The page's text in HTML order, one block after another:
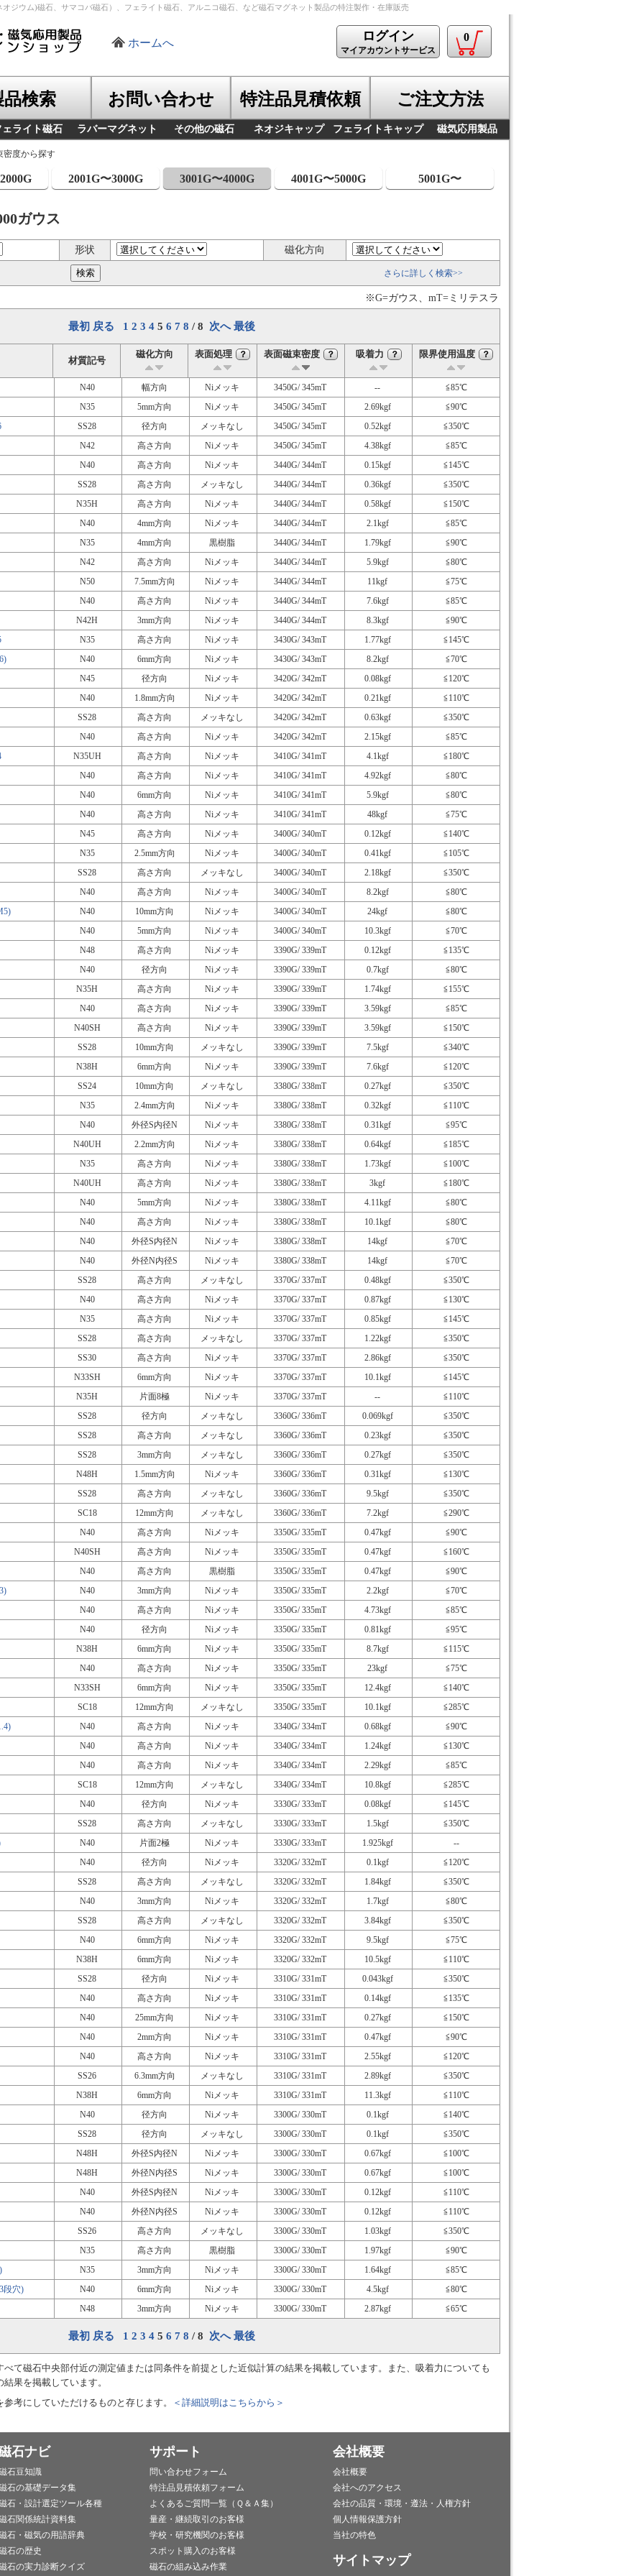
ジウム)磁石、サマコバ磁石）、フェライト磁石、アルニコ磁石、など磁石マグネット製品の特注製作・在庫販売
ホームへ ログイン
マイアカウントサービス
0
品検索 お問い合わせ 特注品見積依頼 ご注文方法
ェライト磁石 ラバーマグネット その他の磁石 ネオジキャップ フェライトキャップ 磁気応用製品
密度から探す
2001G〜3000G 3001G〜4000G 4001G〜5000G 5001G〜
ガウス
形状 磁化方向
さらに詳しく検索>>
※G=ガウス、mT=ミリテスラ
最初 戻る 1 2 3 4 5 6 7 8 / 8 次へ 最後
材質記号
磁化方向 表面処理 ？ 表面磁束密度 ？ 吸着力 ？ 限界使用温度 ？
N40 幅方向 Niメッキ 3450G/ 345mT --
≦85℃
N35
5mm方向 Niメッキ 3450G/ 345mT 2.69kgf
≦90℃
SS28 径方向 メッキなし 3450G/ 345mT 0.52kgf
≦350℃
N42
高さ方向 Niメッキ 3450G/ 345mT 4.38kgf
≦85℃
N40
高さ方向 Niメッキ 3440G/ 344mT 0.15kgf
≦145℃
SS28
高さ方向 メッキなし 3440G/ 344mT 0.36kgf
≦350℃
N35H
高さ方向 Niメッキ 3440G/ 344mT 0.58kgf
≦150℃
N40
4mm方向 Niメッキ 3440G/ 344mT 2.1kgf
≦85℃
N35
4mm方向 黒樹脂 3440G/ 344mT 1.79kgf
≦90℃
N42
高さ方向 Niメッキ 3440G/ 344mT 5.9kgf
≦80℃
N50
7.5mm方向 Niメッキ 3440G/ 344mT 11kgf
≦75℃
N40
高さ方向 Niメッキ 3440G/ 344mT 7.6kgf
≦85℃
N42H
3mm方向 Niメッキ 3440G/ 344mT 8.3kgf
≦90℃
N35 高さ方向 Niメッキ 3430G/ 343mT 1.77kgf
≦145℃
N40 6mm方向 Niメッキ 3430G/ 343mT 8.2kgf
≦70℃
N45
径方向 Niメッキ 3420G/ 342mT 0.08kgf
≦120℃
N40
1.8mm方向 Niメッキ 3420G/ 342mT 0.21kgf
≦110℃
SS28
高さ方向 メッキなし 3420G/ 342mT 0.63kgf
≦350℃
N40
高さ方向 Niメッキ 3420G/ 342mT 2.15kgf
≦85℃
N35UH 高さ方向 Niメッキ 3410G/ 341mT 4.1kgf
≦180℃
N40
高さ方向 Niメッキ 3410G/ 341mT 4.92kgf
≦80℃
N40
6mm方向 Niメッキ 3410G/ 341mT 5.9kgf
≦80℃
N40
高さ方向 Niメッキ 3410G/ 341mT 48kgf
≦75℃
N45
高さ方向 Niメッキ 3400G/ 340mT 0.12kgf
≦140℃
N35
2.5mm方向 Niメッキ 3400G/ 340mT 0.41kgf
≦105℃
SS28
高さ方向 メッキなし 3400G/ 340mT 2.18kgf
≦350℃
N40
高さ方向 Niメッキ 3400G/ 340mT 8.2kgf
≦80℃
N40 10mm方向 Niメッキ 3400G/ 340mT 24kgf
≦80℃
N40
5mm方向 Niメッキ 3400G/ 340mT 10.3kgf
≦70℃
N48
高さ方向 Niメッキ 3390G/ 339mT 0.12kgf
≦135℃
N40
径方向 Niメッキ 3390G/ 339mT 0.7kgf
≦80℃
N35H
高さ方向 Niメッキ 3390G/ 339mT 1.74kgf
≦155℃
N40
高さ方向 Niメッキ 3390G/ 339mT 3.59kgf
≦85℃
N40SH
高さ方向 Niメッキ 3390G/ 339mT 3.59kgf
≦150℃
SS28
10mm方向 メッキなし 3390G/ 339mT 7.5kgf
≦340℃
N38H
6mm方向 Niメッキ 3390G/ 339mT 7.6kgf
≦120℃
SS24
10mm方向 メッキなし 3380G/ 338mT 0.27kgf
≦350℃
N35
2.4mm方向 Niメッキ 3380G/ 338mT 0.32kgf
≦110℃
N40
外径S内径N Niメッキ 3380G/ 338mT 0.31kgf
≦95℃
N40UH
2.2mm方向 Niメッキ 3380G/ 338mT 0.64kgf
≦185℃
N35
高さ方向 Niメッキ 3380G/ 338mT 1.73kgf
≦100℃
N40UH
高さ方向 Niメッキ 3380G/ 338mT 3kgf
≦180℃
N40
5mm方向 Niメッキ 3380G/ 338mT 4.11kgf
≦80℃
N40
高さ方向 Niメッキ 3380G/ 338mT 10.1kgf
≦80℃
N40
外径S内径N Niメッキ 3380G/ 338mT 14kgf
≦70℃
N40
外径N内径S Niメッキ 3380G/ 338mT 14kgf
≦70℃
SS28
高さ方向 メッキなし 3370G/ 337mT 0.48kgf
≦350℃
N40
高さ方向 Niメッキ 3370G/ 337mT 0.87kgf
≦130℃
N35
高さ方向 Niメッキ 3370G/ 337mT 0.85kgf
≦145℃
SS28
高さ方向 メッキなし 3370G/ 337mT 1.22kgf
≦350℃
SS30
高さ方向 Niメッキ 3370G/ 337mT 2.86kgf
≦350℃
N33SH
6mm方向 Niメッキ 3370G/ 337mT 10.1kgf
≦145℃
N35H
片面8極 Niメッキ 3370G/ 337mT --
≦110℃
SS28
径方向 メッキなし 3360G/ 336mT 0.069kgf
≦350℃
SS28
高さ方向 メッキなし 3360G/ 336mT 0.23kgf
≦350℃
SS28
3mm方向 メッキなし 3360G/ 336mT 0.27kgf
≦350℃
N48H
1.5mm方向 Niメッキ 3360G/ 336mT 0.31kgf
≦130℃
SS28
高さ方向 メッキなし 3360G/ 336mT 9.5kgf
≦350℃
SC18
12mm方向 メッキなし 3360G/ 336mT 7.2kgf
≦290℃
N40
高さ方向 Niメッキ 3350G/ 335mT 0.47kgf
≦90℃
N40SH
高さ方向 Niメッキ 3350G/ 335mT 0.47kgf
≦160℃
N40
高さ方向 黒樹脂 3350G/ 335mT 0.47kgf
≦90℃
N40 3mm方向 Niメッキ 3350G/ 335mT 2.2kgf
≦70℃
N40
高さ方向 Niメッキ 3350G/ 335mT 4.73kgf
≦85℃
N40
径方向 Niメッキ 3350G/ 335mT 0.81kgf
≦95℃
N38H
6mm方向 Niメッキ 3350G/ 335mT 8.7kgf
≦115℃
N40
高さ方向 Niメッキ 3350G/ 335mT 23kgf
≦75℃
N33SH
6mm方向 Niメッキ 3350G/ 335mT 12.4kgf
≦140℃
SC18
12mm方向 メッキなし 3350G/ 335mT 10.1kgf
≦285℃
N40 高さ方向 Niメッキ 3340G/ 334mT 0.68kgf
≦90℃
N40
高さ方向 Niメッキ 3340G/ 334mT 1.24kgf
≦130℃
N40
高さ方向 Niメッキ 3340G/ 334mT 2.29kgf
≦85℃
SC18
12mm方向 メッキなし 3340G/ 334mT 10.8kgf
≦285℃
N40
径方向 Niメッキ 3330G/ 333mT 0.08kgf
≦145℃
SS28
高さ方向 メッキなし 3330G/ 333mT 1.5kgf
≦350℃
N40 片面2極 Niメッキ 3330G/ 333mT 1.925kgf
--
N40
径方向 Niメッキ 3320G/ 332mT 0.1kgf
≦120℃
SS28
高さ方向 メッキなし 3320G/ 332mT 1.84kgf
≦350℃
N40
3mm方向 Niメッキ 3320G/ 332mT 1.7kgf
≦80℃
SS28
高さ方向 メッキなし 3320G/ 332mT 3.84kgf
≦350℃
N40
6mm方向 Niメッキ 3320G/ 332mT 9.5kgf
≦75℃
N38H
6mm方向 Niメッキ 3320G/ 332mT 10.5kgf
≦110℃
SS28
径方向 Niメッキ 3310G/ 331mT 0.043kgf
≦350℃
N40
高さ方向 Niメッキ 3310G/ 331mT 0.14kgf
≦135℃
N40
25mm方向 Niメッキ 3310G/ 331mT 0.27kgf
≦150℃
N40
2mm方向 Niメッキ 3310G/ 331mT 0.47kgf
≦90℃
N40
高さ方向 Niメッキ 3310G/ 331mT 2.55kgf
≦120℃
SS26
6.3mm方向 メッキなし 3310G/ 331mT 2.89kgf
≦350℃
N38H
6mm方向 Niメッキ 3310G/ 331mT 11.3kgf
≦110℃
N40
径方向 Niメッキ 3300G/ 330mT 0.1kgf
≦140℃
SS28
径方向 メッキなし 3300G/ 330mT 0.1kgf
≦350℃
N48H
外径S内径N Niメッキ 3300G/ 330mT 0.67kgf
≦100℃
N48H
外径N内径S Niメッキ 3300G/ 330mT 0.67kgf
≦100℃
N40
外径S内径N Niメッキ 3300G/ 330mT 0.12kgf
≦110℃
N40
外径N内径S Niメッキ 3300G/ 330mT 0.12kgf
≦110℃
SS26
高さ方向 メッキなし 3300G/ 330mT 1.03kgf
≦350℃
N35
高さ方向 黒樹脂 3300G/ 330mT 1.97kgf
≦90℃
N35 3mm方向 Niメッキ 3300G/ 330mT 1.64kgf
≦85℃
段穴)
N40 6mm方向 Niメッキ 3300G/ 330mT 4.5kgf
≦80℃
N48
3mm方向 Niメッキ 3300G/ 330mT 2.87kgf ≦65℃
最初 戻る 1 2 3 4 5 6 7 8 / 8 次へ 最後
て磁石中央部付近の測定値または同条件を前提とした近似計算の結果を掲載しています。また、吸着力についても
果を掲載しています。
考にしていただけるものと存じます。
＜詳細説明はこちらから＞
石ナビ
石豆知識
石の基礎データ集
石・設計選定ツール各種
石関係統計資料集
石・磁気の用語辞典
石の歴史
石の実力診断クイズ
サポート
問い合わせフォーム
特注品見積依頼フォーム
よくあるご質問一覧（Ｑ＆Ａ集）
量産・継続取引のお客様
学校・研究機関のお客様
スポット購入のお客様
磁石の組み込み作業
会社概要
会社概要
会社へのアクセス
会社の品質・環境・遵法・人権方針
個人情報保護方針
当社の特色
サイトマップ